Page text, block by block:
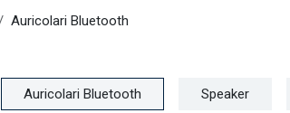
Auricolari Bluetooth
Auricolari Bluetooth Speaker